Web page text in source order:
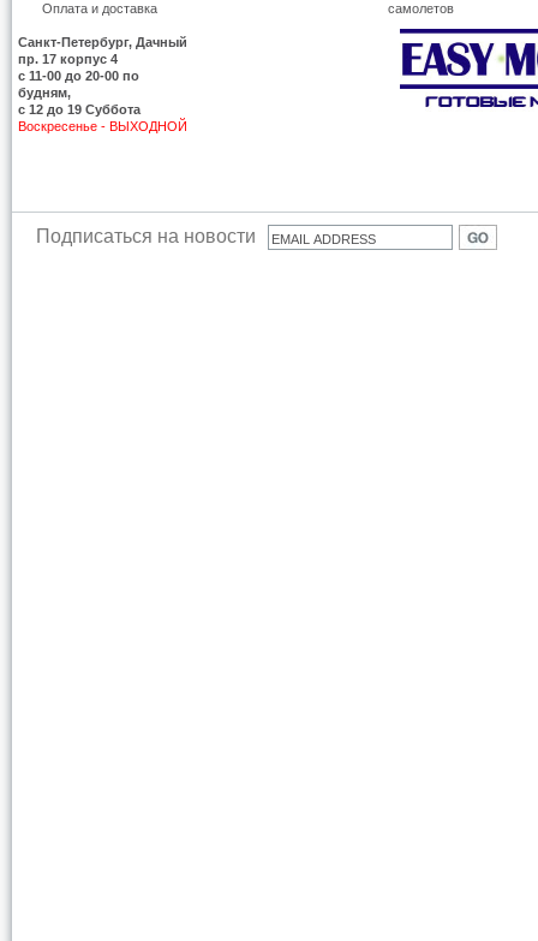
Оплата и доставка
Санкт-Петербург, Дачный
пр. 17 корпус 4
c 11-00 до 20-00 по
будням,
с 12 до 19 Суббота
Воскресенье - ВЫХОДНОЙ
самолетов
Подписаться на новости